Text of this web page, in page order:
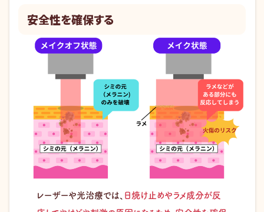
安全性を確保する
レーザーや光治療では、
日焼け止めやラメ成分が反